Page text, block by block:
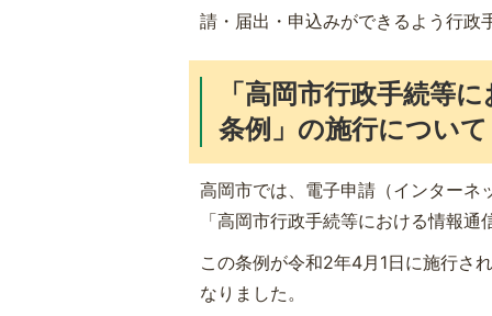
請・届出・申込みができるよう行政
「高岡市行政手続等
条例」の施行について
高岡市では、電子申請（インターネ
「高岡市行政手続等における情報
この条例が令和2年4月1日に施行さ
なりました。